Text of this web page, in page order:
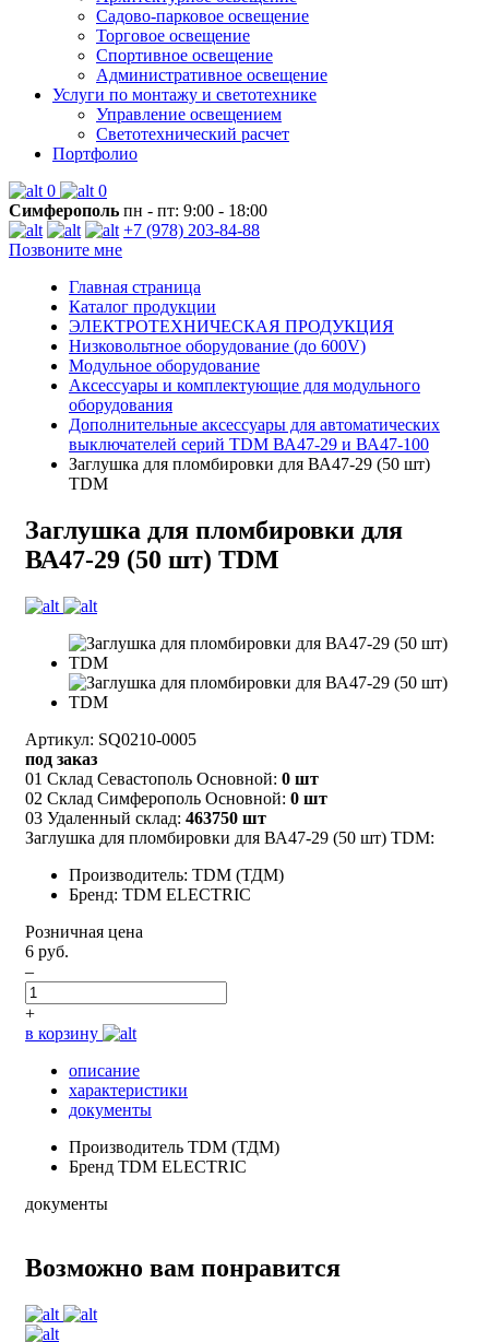
Садово-парковое освещение
Торговое освещение
Спортивное освещение
Административное освещение
Услуги по монтажу и светотехнике
Управление освещением
Светотехнический расчет
Портфолио
0
0
Симферополь пн - пт: 9:00 - 18:00
+7 (978) 203-84-88
Позвоните мне
Главная страница
Каталог продукции
ЭЛЕКТРОТЕХНИЧЕСКАЯ ПРОДУКЦИЯ
Низковольтное оборудование (до 600V)
Модульное оборудование
Аксессуары и комплектующие для модульного
оборудования
Дополнительные аксессуары для автоматических
выключателей серий TDM ВА47-29 и ВА47-100
Заглушка для пломбировки для ВА47-29 (50 шт)
TDM
Заглушка для пломбировки для
ВА47-29 (50 шт) TDM
Артикул: SQ0210-0005
под заказ
01 Склад Севастополь Основной: 0 шт
02 Склад Симферополь Основной: 0 шт
03 Удаленный склад: 463750 шт
Заглушка для пломбировки для ВА47-29 (50 шт) TDM:
Производитель: TDM (ТДМ)
Бренд: TDM ELECTRIC
Розничная цена
6 руб.
–
+
в корзину
описание
характеристики
документы
Производитель TDM (ТДМ)
Бренд TDM ELECTRIC
документы
Возможно вам понравится